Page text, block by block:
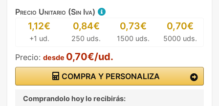
Precio Unitario (Sin Iva)
1,12€
+1 ud.
0,84€
250 uds.
0,73€
1500 uds.
0,70€
5000 uds.
Precio: desde 0,70€/ud.
COMPRA Y PERSONALIZA
Comprandolo hoy lo recibirás: